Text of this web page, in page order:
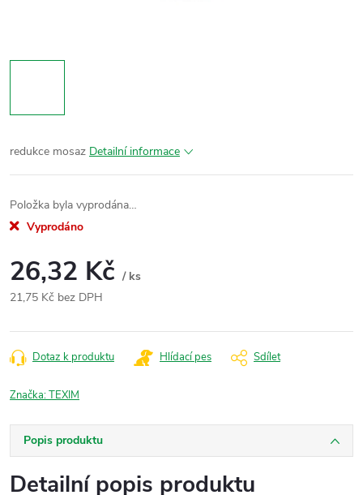
redukce mosaz Detailní informace
Položka byla vyprodána…
Vyprodáno
26,32 Kč / ks
21,75 Kč bez DPH
cena:
Dotaz k produktu Hlídací pes Sdílet
Značka:TEXIM
Popis produktu
Detailní popis produktu